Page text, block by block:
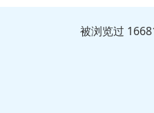
被浏览过